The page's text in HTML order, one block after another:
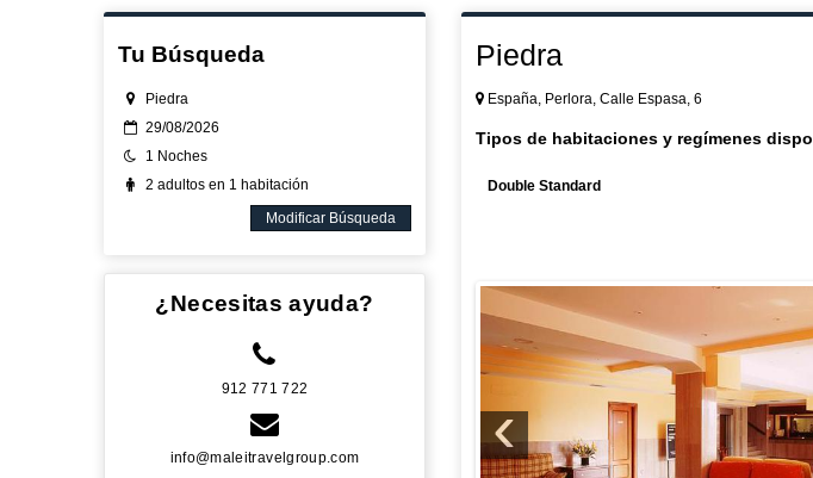
Tu Búsqueda
Piedra
29/08/2026
1 Noches
2 adultos en 1 habitación
Modificar Búsqueda
¿Necesitas ayuda?
912 771 722
info@maleitravelgroup.com
Piedra
España, Perlora, Calle Espasa, 6
Tipos de habitaciones y regímenes
Double Standard
‹